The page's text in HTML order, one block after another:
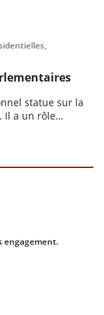
statue sur la
Il a un rôle
engagement.